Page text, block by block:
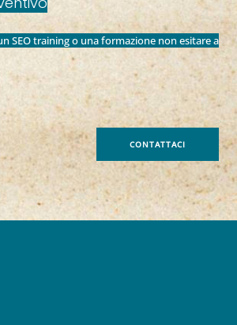
SEO training o una formazione non esitare a
CONTATTACI